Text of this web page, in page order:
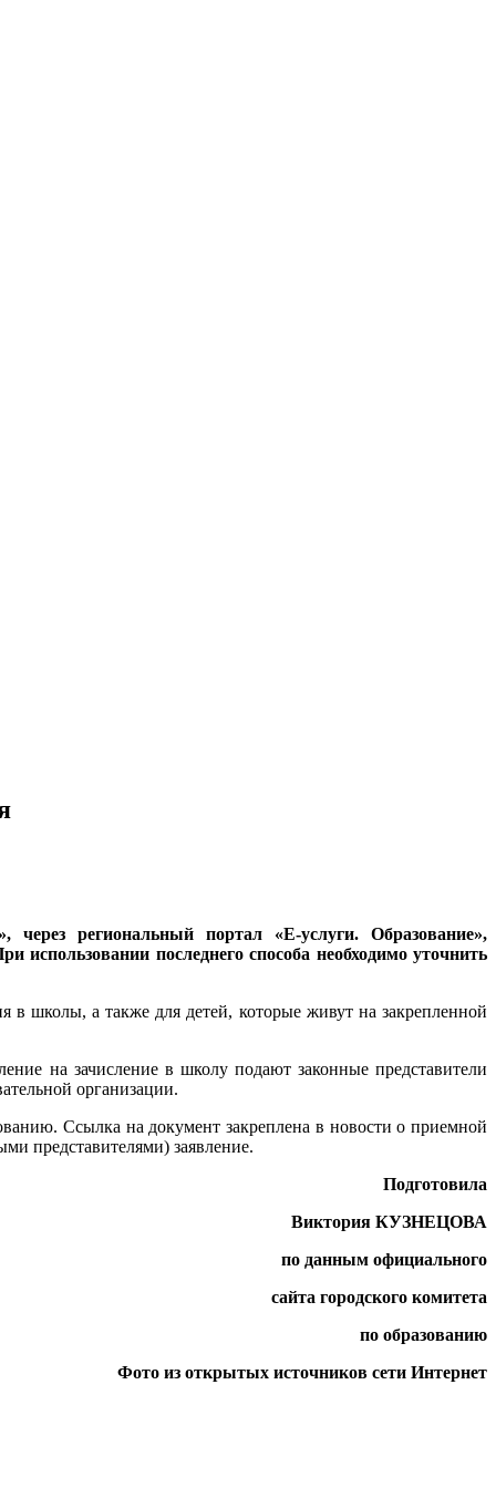
региональный портал «Е-услуги. Образование»,
последнего способа необходимо уточнить
школы, а также для детей, которые живут на закрепленной
на зачисление в школу подают законные представители
организации.
Ссылка на документ закреплена в новости о приемной
представителями) заявление.
Подготовила
Виктория КУЗНЕЦОВА
по данным официального
сайта городского комитета
по образованию
Фото из открытых источников сети Интернет